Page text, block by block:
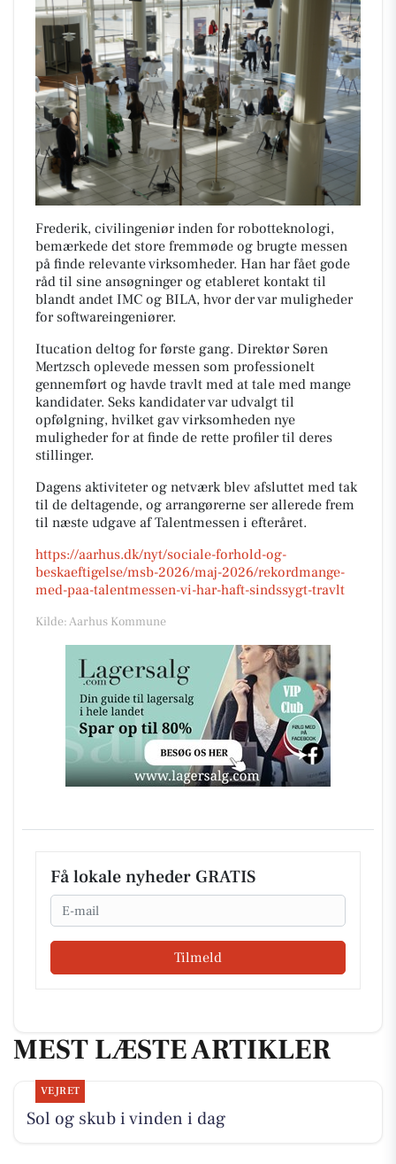
Frederik, civilingeniør inden for robotteknologi,
bemærkede det store fremmøde og brugte messen
på finde relevante virksomheder. Han har fået gode
råd til sine ansøgninger og etableret kontakt til
blandt andet IMC og BILA, hvor der var muligheder
for softwareingeniører.
Itucation deltog for første gang. Direktør Søren
Mertzsch oplevede messen som professionelt
gennemført og havde travlt med at tale med mange
kandidater. Seks kandidater var udvalgt til
opfølgning, hvilket gav virksomheden nye
muligheder for at finde de rette profiler til deres
stillinger.
Dagens aktiviteter og netværk blev afsluttet med tak
til de deltagende, og arrangørerne ser allerede frem
til næste udgave af Talentmessen i efteråret.
https://aarhus.dk/nyt/sociale-forhold-og-
beskaeftigelse/msb-2026/maj-2026/rekordmange-
med-paa-talentmessen-vi-har-haft-sindssygt-travlt
Kilde: Aarhus Kommune
Få lokale nyheder GRATIS
Email
Tilmeld
MEST LÆSTE ARTIKLER
VEJRET
Sol og skub i vinden i dag